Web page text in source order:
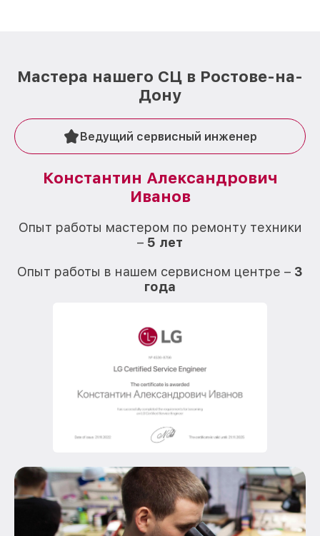
Мастера нашего СЦ в Ростове-на-
Дону
Ведущий сервисный инженер
Константин Александрович
Иванов
Опыт работы мастером по ремонту техники
– 5 лет
Опыт работы в нашем сервисном центре – 3
года